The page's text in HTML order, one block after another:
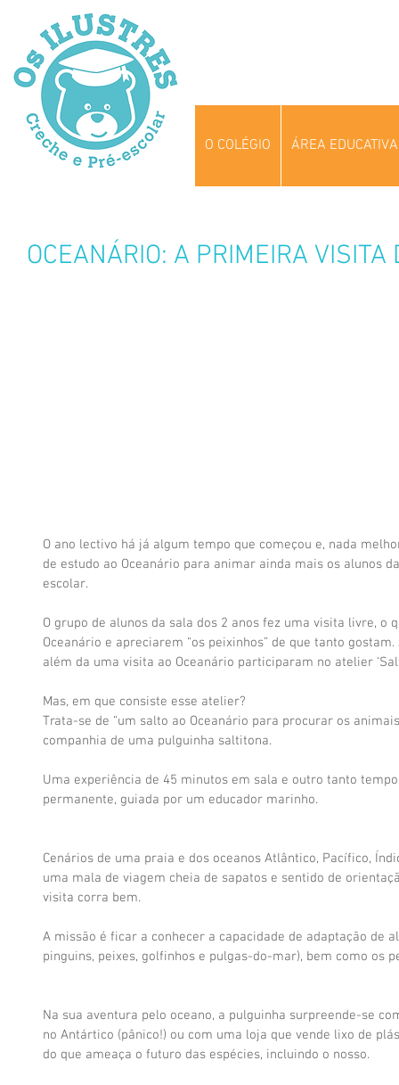
O COLÉGIO ÁREA EDUCATIVA
OCEANÁRIO: A PRIMEIRA VISITA
O ano lectivo há já algum tempo que começou e, nada
de estudo ao Oceanário para animar ainda mais os alunos
escolar.
O grupo de alunos da sala dos 2 anos fez uma visita livre,
Oceanário e apreciarem “os peixinhos” de que tanto
além da uma visita ao Oceanário participaram no atelier
Mas, em que consiste esse atelier?
Trata-se de “um salto ao Oceanário para procurar os
companhia de uma pulguinha saltitona.
Uma experiência de 45 minutos em sala e outro tanto
permanente, guiada por um educador marinho.
Cenários de uma praia e dos oceanos Atlântico, Pacífico,
uma mala de viagem cheia de sapatos e sentido de
visita corra bem.
A missão é ficar a conhecer a capacidade de adaptação de
pinguins, peixes, golfinhos e pulgas-do-mar), bem como os
Na sua aventura pelo oceano, a pulguinha surpreende-se
no Antártico (pânico!) ou com uma loja que vende lixo de
do que ameaça o futuro das espécies, incluindo o nosso.